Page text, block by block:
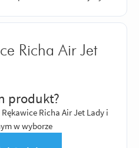
Richa Air Jet
produkt?
Richa Air Jet Lady i
w wyborze